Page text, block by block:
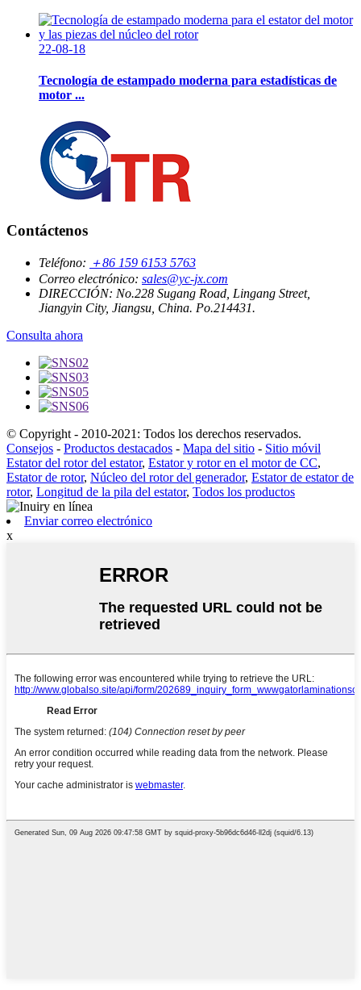
22-08-18
Tecnología de estampado moderna para estadísticas de
motor ...
Contáctenos
Teléfono: ＋86 159 6153 5763
Correo electrónico: sales@yc-jx.com
DIRECCIÓN: No.228 Sugang Road, Lingang Street,
Jiangyin City, Jiangsu, China. Po.214431.
Consulta ahora
© Copyright - 2010-2021: Todos los derechos reservados.
Consejos - Productos destacados - Mapa del sitio - Sitio móvil
Estator del rotor del estator, Estator y rotor en el motor de CC,
Estator de rotor, Núcleo del rotor del generador, Estator de estator de
rotor, Longitud de la pila del estator, Todos los productos
Enviar correo electrónico
x